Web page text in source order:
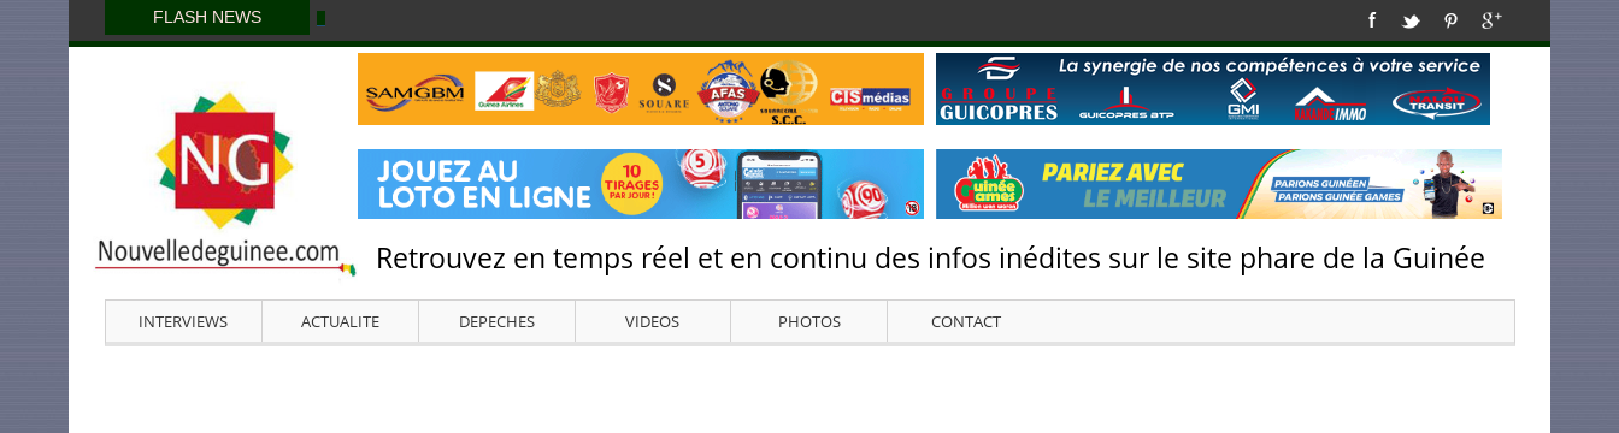
FLASH NEWS
Retrouvez en temps réel et en continu des infos inédites sur le site phare de la Guinée
INTERVIEWS ACTUALITE DEPECHES VIDEOS PHOTOS CONTACT